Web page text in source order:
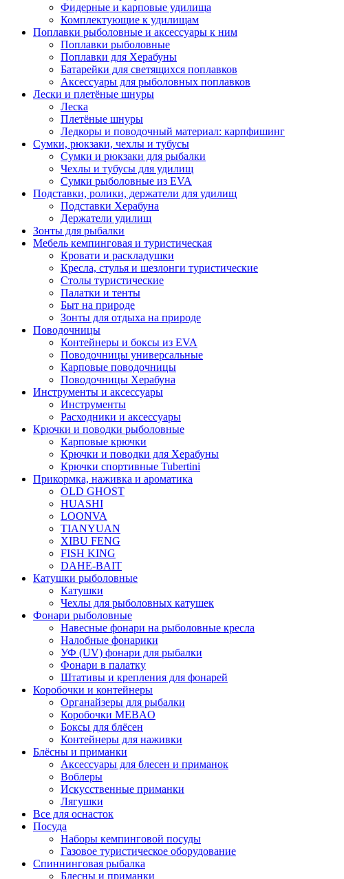
Фидерные и карповые удилища
Комплектующие к удилищам
Поплавки рыболовные и аксессуары к ним
Поплавки рыболовные
Поплавки для Херабуны
Батарейки для светящихся поплавков
Аксессуары для рыболовных поплавков
Лески и плетёные шнуры
Леска
Плетёные шнуры
Ледкоры и поводочный материал: карпфишинг
Сумки, рюкзаки, чехлы и тубусы
Сумки и рюкзаки для рыбалки
Чехлы и тубусы для удилищ
Сумки рыболовные из EVA
Подставки, ролики, держатели для удилищ
Подставки Херабуна
Держатели удилищ
Зонты для рыбалки
Мебель кемпинговая и туристическая
Кровати и раскладушки
Кресла, стулья и шезлонги туристические
Столы туристические
Палатки и тенты
Быт на природе
Зонты для отдыха на природе
Поводочницы
Контейнеры и боксы из EVA
Поводочницы универсальные
Карповые поводочницы
Поводочницы Херабуна
Инструменты и аксессуары
Инструменты
Расходники и аксессуары
Крючки и поводки рыболовные
Карповые крючки
Крючки и поводки для Херабуны
Крючки спортивные Tubertini
Прикормка, наживка и ароматика
OLD GHOST
HUASHI
LOONVA
TIANYUAN
XIBU FENG
FISH KING
DAHE-BAIT
Катушки рыболовные
Катушки
Чехлы для рыболовных катушек
Фонари рыболовные
Навесные фонари на рыболовные кресла
Налобные фонарики
УФ (UV) фонари для рыбалки
Фонари в палатку
Штативы и крепления для фонарей
Коробочки и контейнеры
Органайзеры для рыбалки
Коробочки MEBAO
Боксы для блёсен
Контейнеры для наживки
Блёсны и приманки
Аксессуары для блесен и приманок
Воблеры
Искусственные приманки
Лягушки
Все для оснасток
Посуда
Наборы кемпинговой посуды
Газовое туристическое оборудование
Спиннинговая рыбалка
Блесны и приманки